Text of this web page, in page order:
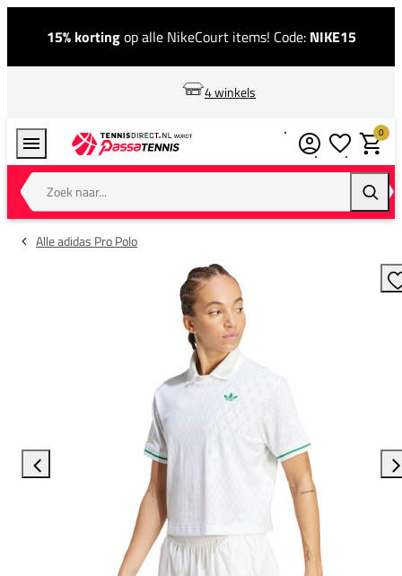
15% kortingop alle NikeCourt items! Code: NIKE15
4 winkels
Zoek naar...
0
Alle adidas Pro Polo